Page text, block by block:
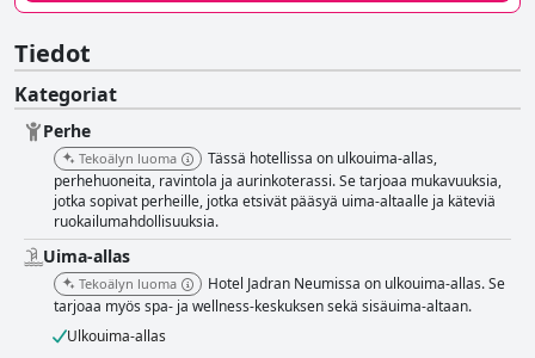
Tiedot
Kategoriat
Perhe
Tekoälyn luoma
Tässä hotellissa on ulkouima-allas,
perhehuoneita, ravintola ja aurinkoterassi. Se tarjoaa mukavuuksia,
jotka sopivat perheille, jotka etsivät pääsyä uima-altaalle ja käteviä
ruokailumahdollisuuksia.
Uima-allas
Tekoälyn luoma
Hotel Jadran Neumissa on ulkouima-allas. Se
tarjoaa myös spa- ja wellness-keskuksen sekä sisäuima-altaan.
Ulkouima-allas